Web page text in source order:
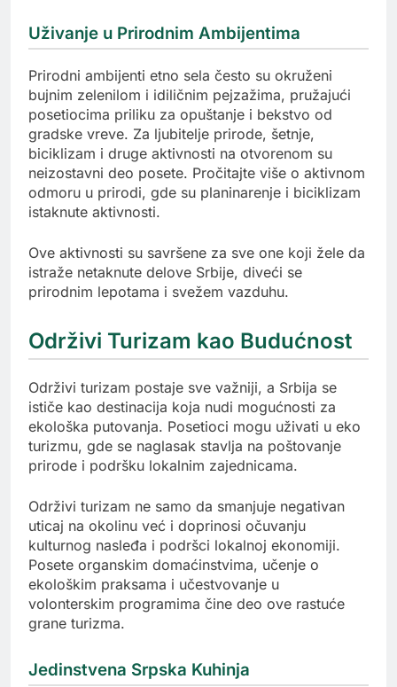
Uživanje u Prirodnim Ambijentima
Prirodni ambijenti etno sela često su okruženi
bujnim zelenilom i idiličnim pejzažima, pružajući
posetiocima priliku za opuštanje i bekstvo od
gradske vreve. Za ljubitelje prirode, šetnje,
biciklizam i druge aktivnosti na otvorenom su
neizostavni deo posete. Pročitajte više o aktivnom
odmoru u prirodi, gde su planinarenje i biciklizam
istaknute aktivnosti.
Ove aktivnosti su savršene za sve one koji žele da
istraže netaknute delove Srbije, diveći se
prirodnim lepotama i svežem vazduhu.
Održivi Turizam kao Budućnost
Održivi turizam postaje sve važniji, a Srbija se
ističe kao destinacija koja nudi mogućnosti za
ekološka putovanja. Posetioci mogu uživati u eko
turizmu, gde se naglasak stavlja na poštovanje
prirode i podršku lokalnim zajednicama.
Održivi turizam ne samo da smanjuje negativan
uticaj na okolinu već i doprinosi očuvanju
kulturnog nasleđa i podršci lokalnoj ekonomiji.
Posete organskim domaćinstvima, učenje o
ekološkim praksama i učestvovanje u
volonterskim programima čine deo ove rastuće
grane turizma.
Jedinstvena Srpska Kuhinja